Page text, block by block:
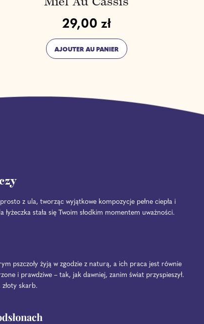
29,00 zł
Prix normal
AJOUTER AU PANIER
z ula, tworząc wyjątkowe kompozycje pełne ciepła i
stała się Twoim słodkim momentem uważności.
pszczoły żyją w zgodzie z naturą, a ich praca jest równie
i prawdziwe – tak, jak dawniej, zanim świat przyspieszył.
skarb.